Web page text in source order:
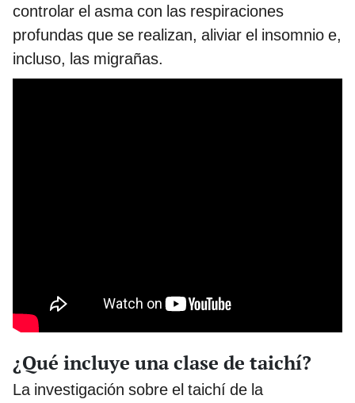
controlar el asma con las respiraciones
profundas que se realizan, aliviar el insomnio e,
incluso, las migrañas.
¿Qué incluye una clase de taichí?
La investigación sobre el taichí de la